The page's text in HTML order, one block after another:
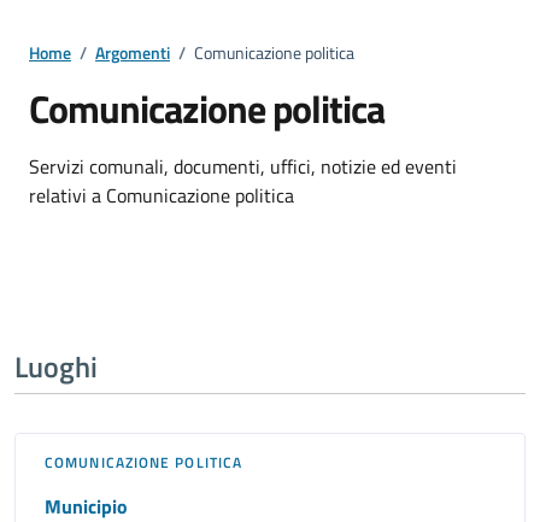
Home / Argomenti / Comunicazione politica
Comunicazione politica
Dettagli della notizia
Servizi comunali, documenti, uffici, notizie ed eventi
relativi a Comunicazione politica
Luoghi
COMUNICAZIONE POLITICA
Municipio